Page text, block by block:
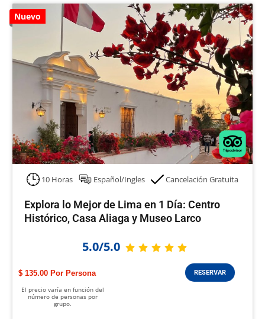
Nuevo
10 Horas Español/Ingles Cancelación Gratuita
Explora lo Mejor de Lima en 1 Día: Centro
Histórico, Casa Aliaga y Museo Larco
5.0/5.0
$ 135.00
El precio varía en función del
número de personas por
grupo.
RESERVAR